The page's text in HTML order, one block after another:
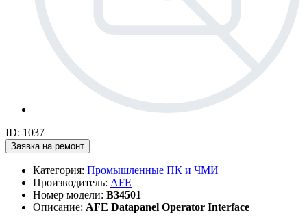
ID: 1037
Заявка на ремонт
Категория: Промышленные ПК и ЧМИ
Производитель: AFE
Номер модели: B34501
Описание: AFE Datapanel Operator Interface